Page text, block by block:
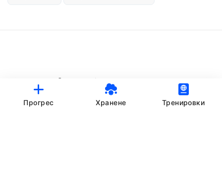
© StankovFit Progress App | 2025
Crafted with love by
Прогрес Хранене Тренировки